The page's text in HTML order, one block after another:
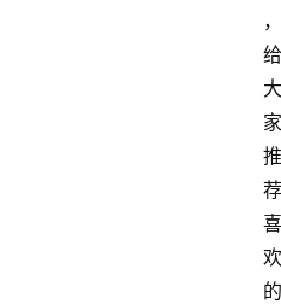
，
给
大
家
推
荐
喜
欢
的